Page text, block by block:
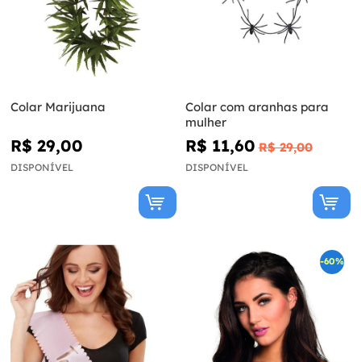
Colar Marijuana
R$ 29,00
DISPONÍVEL
Colar com aranhas para
mulher
R$ 11,60 R$ 29,00
DISPONÍVEL
-60%